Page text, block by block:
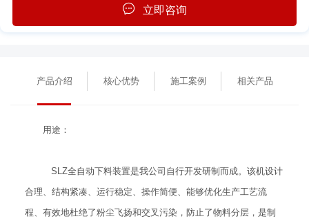
立即咨询
产品介绍 核心优势 施工案例 相关产品
用途：
SLZ全自动下料装置是我公司自行开发研制而成。该机设计
合理、结构紧凑、运行稳定、操作简便、能够优化生产工艺流
程、有效地杜绝了粉尘飞扬和交叉污染，防止了物料分层，是制